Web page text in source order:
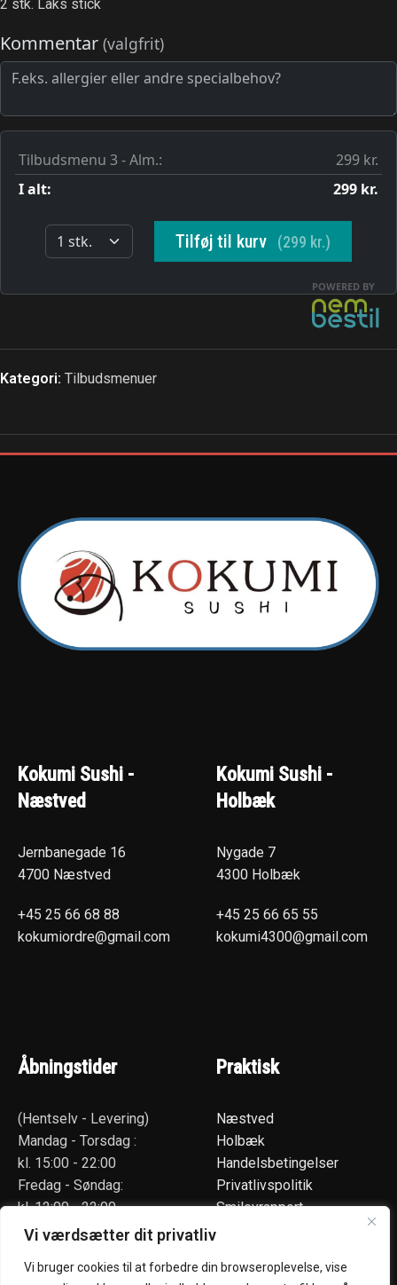
Vi værdsætter dit privatliv
Vi bruger cookies til at forbedre din browseroplevelse, vise
2 stk. Laks stick
Kategori: Tilbudsmenuer
Kokumi Sushi -
Næstved
Jernbanegade 16
4700 Næstved
+45 25 66 68 88
kokumiordre@gmail.com
Kokumi Sushi -
Holbæk
Nygade 7
4300 Holbæk
+45 25 66 65 55
kokumi4300@gmail.com
Åbningstider
(Hentselv - Levering)
Mandag - Torsdag :
kl. 15:00 - 22:00
Fredag - Søndag:
kl. 12:00 - 22:00
Praktisk
Næstved
Holbæk
Handelsbetingelser
Privatlivspolitik
Smileyrapport